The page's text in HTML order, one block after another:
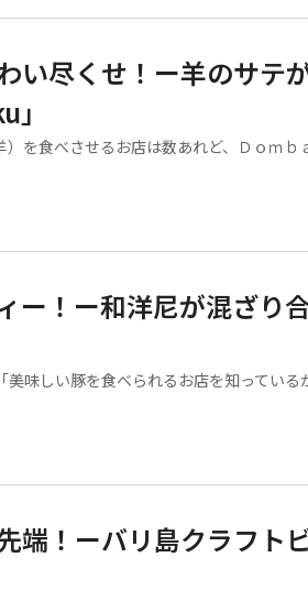
い尽くせ！ー羊のサテ
を食べさせるお店は数あれど、Ｄｏｍｂ
ー！ー和洋尼が混ざり
味しい豚を食べられるお店を知っている
端！ーバリ島クラフト